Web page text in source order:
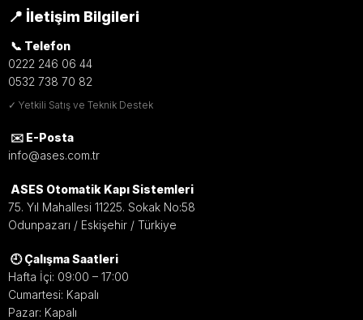
📍 İletişim Bilgileri
📞 Telefon
0222 246 06 44
0532 738 70 82
✓ Yetkili Satış ve Teknik Destek
✉️ E-Posta
info@ases.com.tr
ASES Otomatik Kapı Sistemleri
75. Yıl Mahallesi 11225. Sokak No:58
Odunpazarı / Eskişehir / Türkiye
🕘 Çalışma Saatleri
Hafta İçi: 09:00 – 17:00
Cumartesi: Kapalı
Pazar: Kapalı